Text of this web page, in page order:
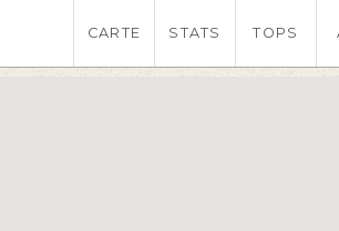
CARTE STATS TOPS